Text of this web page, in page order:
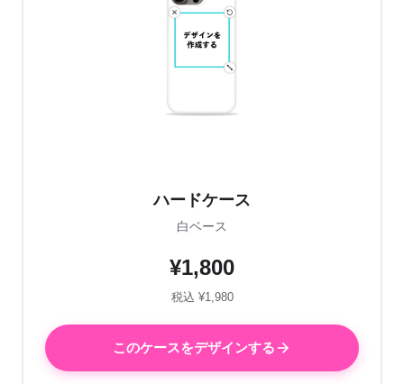
ハードケース
白ベース
¥1,800
税込 ¥1,980
このケースをデザインする